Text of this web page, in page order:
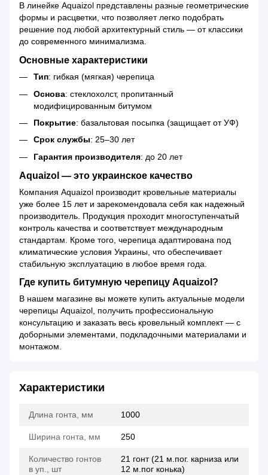
В линейке Aquaizol представлены разные геометрические
формы и расцветки, что позволяет легко подобрать
решение под любой архитектурный стиль — от классики
до современного минимализма.
Основные характеристики
Тип: гибкая (мягкая) черепица
Основа: стеклохолст, пропитанный
модифицированным битумом
Покрытие: базальтовая посыпка (защищает от УФ)
Срок службы: 25–30 лет
Гарантия производителя: до 20 лет
Aquaizol — это украинское качество
Компания Aquaizol производит кровельные материалы
уже более 15 лет и зарекомендовала себя как надежный
производитель. Продукция проходит многоступенчатый
контроль качества и соответствует международным
стандартам. Кроме того, черепица адаптирована под
климатические условия Украины, что обеспечивает
стабильную эксплуатацию в любое время года.
Где купить битумную черепицу Aquaizol?
В нашем магазине вы можете купить актуальные модели
черепицы Aquaizol, получить профессиональную
консультацию и заказать весь кровельный комплект — с
доборными элементами, подкладочными материалами и
монтажом.
Характеристики
Длина гонта, мм 1000
Ширина гонта, мм 250
Количество гонтов
в уп., шт
21 гонт (21 м.пог. карниза или
12 м.пог конька)